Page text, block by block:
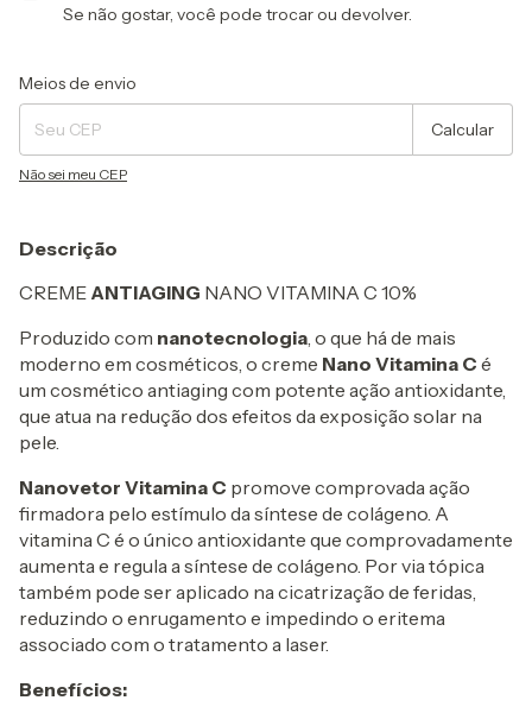
Se não gostar, você pode trocar ou devolver.
Entregas para o CEP:
Meios de envio
Calcular
Não sei meu CEP
Descrição
CREME ANTIAGING NANO VITAMINA C 10%
Produzido com nanotecnologia , o que há de mais
moderno em cosméticos, o creme Nano Vitamina C é
um cosmético antiaging com potente ação antioxidante,
que atua na redução dos efeitos da exposição solar na
pele.
Nanovetor Vitamina C promove comprovada ação
firmadora pelo estímulo da síntese de colágeno. A
vitamina C é o único antioxidante que comprovadamente
aumenta e regula a síntese de colágeno. Por via tópica
também pode ser aplicado na cicatrização de feridas,
reduzindo o enrugamento e impedindo o eritema
associado com o tratamento a laser.
Benefícios: